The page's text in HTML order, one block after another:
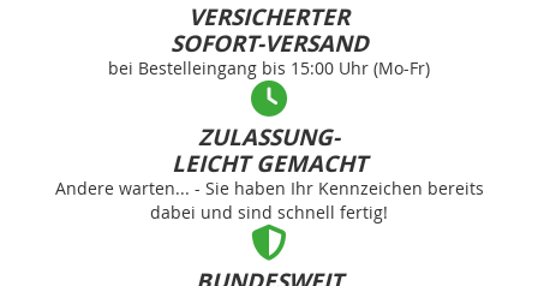
VERSICHERTER
SOFORT-VERSAND
bei Bestelleingang bis 15:00 Uhr (Mo-Fr)
ZULASSUNG-
LEICHT GEMACHT
Andere warten... - Sie haben Ihr Kennzeichen bereits
dabei und sind schnell fertig!